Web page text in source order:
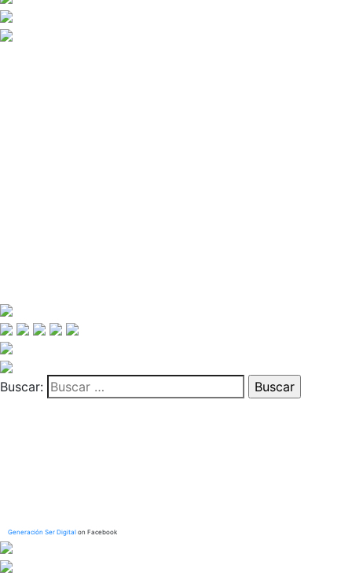
Buscar:
Generación Ser Digital on Facebook